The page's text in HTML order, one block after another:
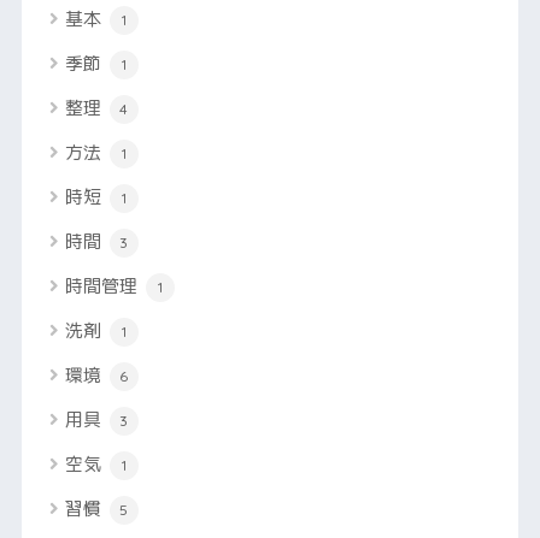
基本 1
季節 1
整理 4
方法 1
時短 1
時間 3
時間管理 1
洗剤 1
環境 6
用具 3
空気 1
習慣 5